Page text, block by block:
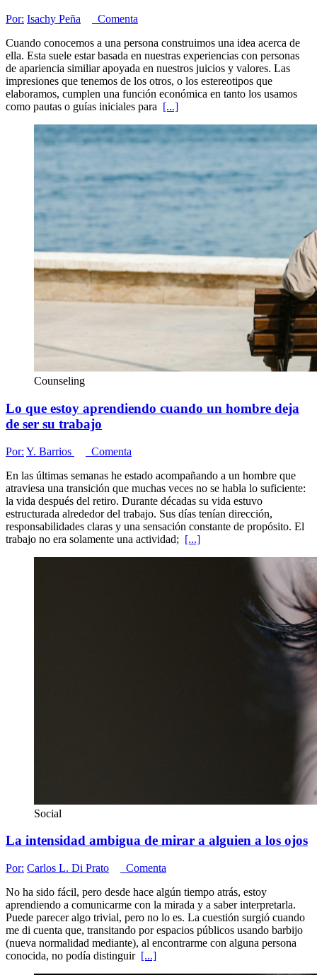
Por: Isachy Peña
Comenta
Cuando conocemos a una persona construimos una idea acerca de
ella. Esta suele estar basada en nuestras experiencias con personas
de apariencia similiar apoyada en nuestros juicios y valores. Las
impresiones que tenemos de los otros, o los estereotipos que
elaboramos, cumplen una función económica en tanto los usamos
como pautas o guías iniciales para [...]
Counseling
Lo que estoy aprendiendo cuando un hombre deja
de ser su trabajo
Por: Y. Barrios
Comenta
En las últimas semanas he estado acompañando a un hombre que
atraviesa una transición que muchas veces no se habla lo suficiente:
la vida después del retiro. Durante décadas su vida estuvo
estructurada alrededor del trabajo. Sus días tenían dirección,
responsabilidades claras y una sensación constante de propósito. El
trabajo no era solamente una actividad; [...]
Social
La intensidad ambigua de mirar a alguien a los ojos
Por: Carlos L. Di Prato
Comenta
No ha sido fácil, pero desde hace algún tiempo atrás, estoy
aprendiendo a comunicarme con la mirada y a saber interpretarla.
Puede parecer algo trivial, pero no lo es. La cuestión surgió cuando
me di cuenta que, transitando por espacios públicos usando barbijo
(nueva normalidad mediante), al encontrarme con alguna persona
conocida, no podía distinguir [...]